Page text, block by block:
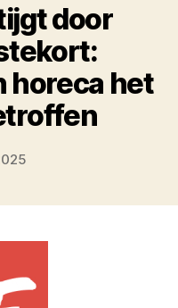
door
horeca het